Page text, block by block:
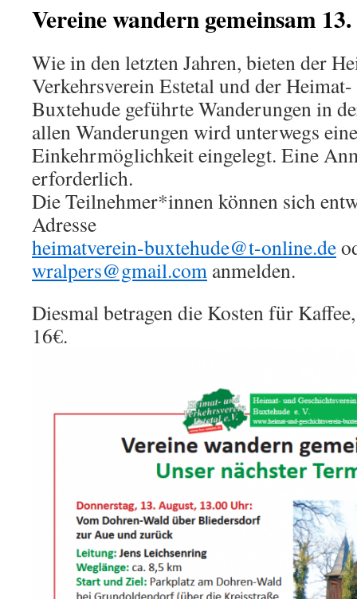
Vereine wandern gemeinsam
Wie in den letzten Jahren, bieten der
Verkehrsverein Estetal und der
Buxtehude geführte Wanderungen in
allen Wanderungen wird unterwegs
Einkehrmöglichkeit eingelegt. Eine
erforderlich.
Die Teilnehmer*innen können sich
Adresse
heimatverein-buxtehude@t-online.de
wralpers@gmail.com anmelden.
Diesmal betragen die Kosten für
16€.